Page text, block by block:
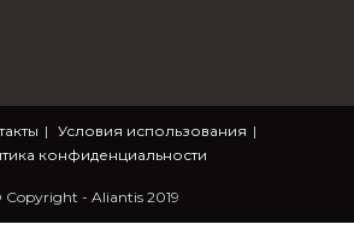
Условия использования
конфиденциальности
Copyright - Aliantis 2019